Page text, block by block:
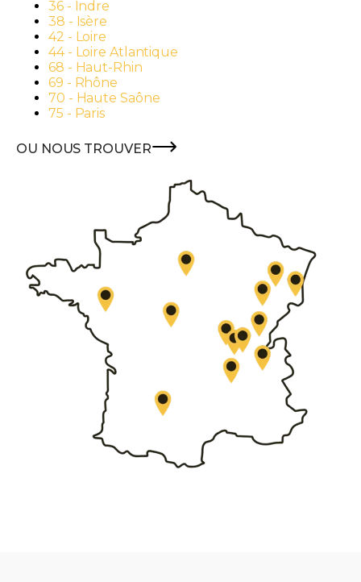
36 - Indre
38 - Isère
42 - Loire
44 - Loire Atlantique
68 - Haut-Rhin
69 - Rhône
70 - Haute Saône
75 - Paris
OU NOUS TROUVER